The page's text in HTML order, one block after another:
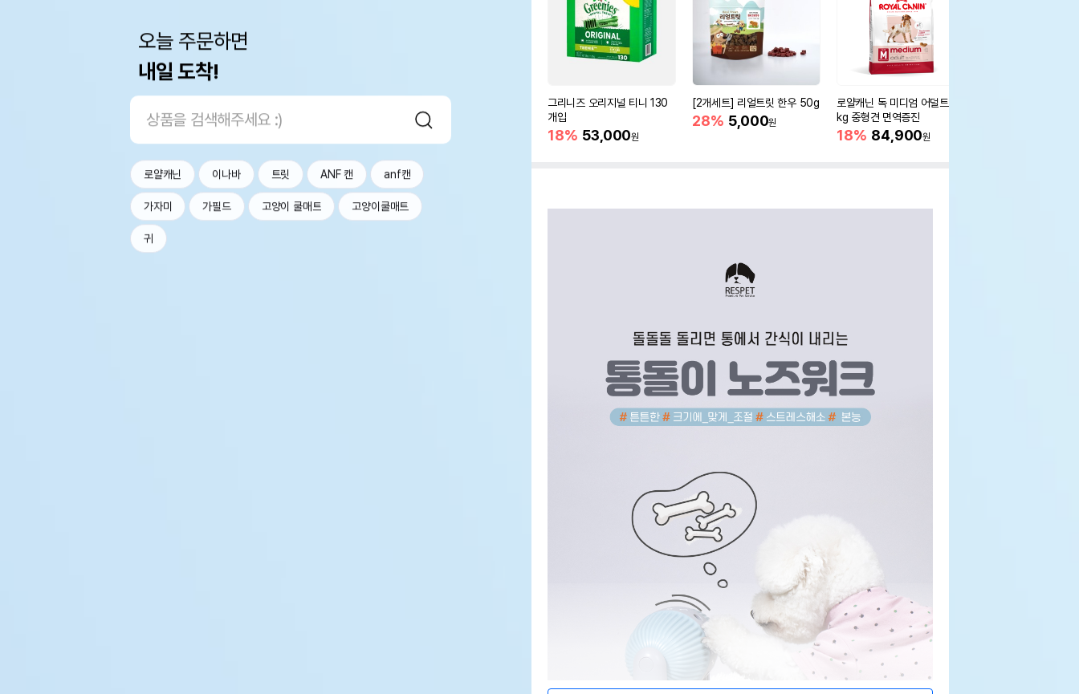
오늘 주문하면
내일 도착!
로얄캐닌 이나바 트릿 ANF 캔 anf캔
가자미 가필드 고양이 쿨매트 고양이쿨매트
귀
그리니즈 오리지널 티니 130
개입
18% 53,000원
[2개세트] 리얼트릿 한우 50g
28% 5,000원
로얄캐닌 독 미디엄 어덜트 10
kg 중형견 면역증진
18% 84,900원